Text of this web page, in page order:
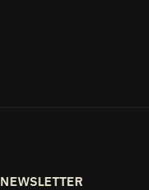
NEWSLETTER